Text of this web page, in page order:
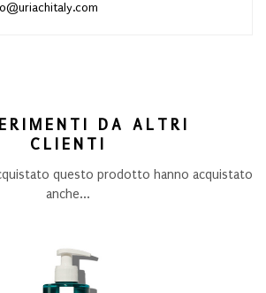
DA ALTRI
CLIENTI
questo prodotto hanno acquistato
anche...